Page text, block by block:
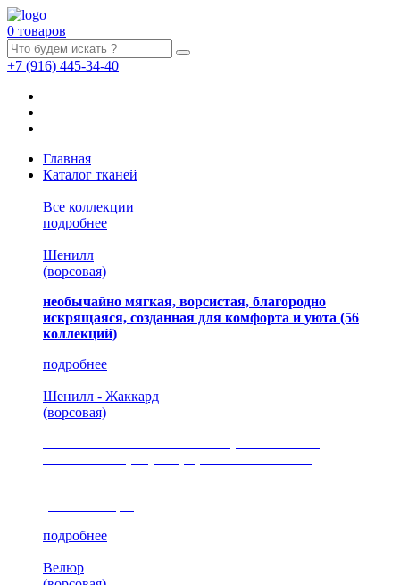
0 товаров
+7 (916) 445-34-40
Главная
Каталог тканей
Все коллекции
подробнее
Шенилл
(ворсовая)
необычайно мягкая, ворсистая, благородно
искрящаяся, созданная для комфорта и уюта (56
коллекций)
подробнее
Шенилл - Жаккард
(ворсовая)
подробнее
Велюр